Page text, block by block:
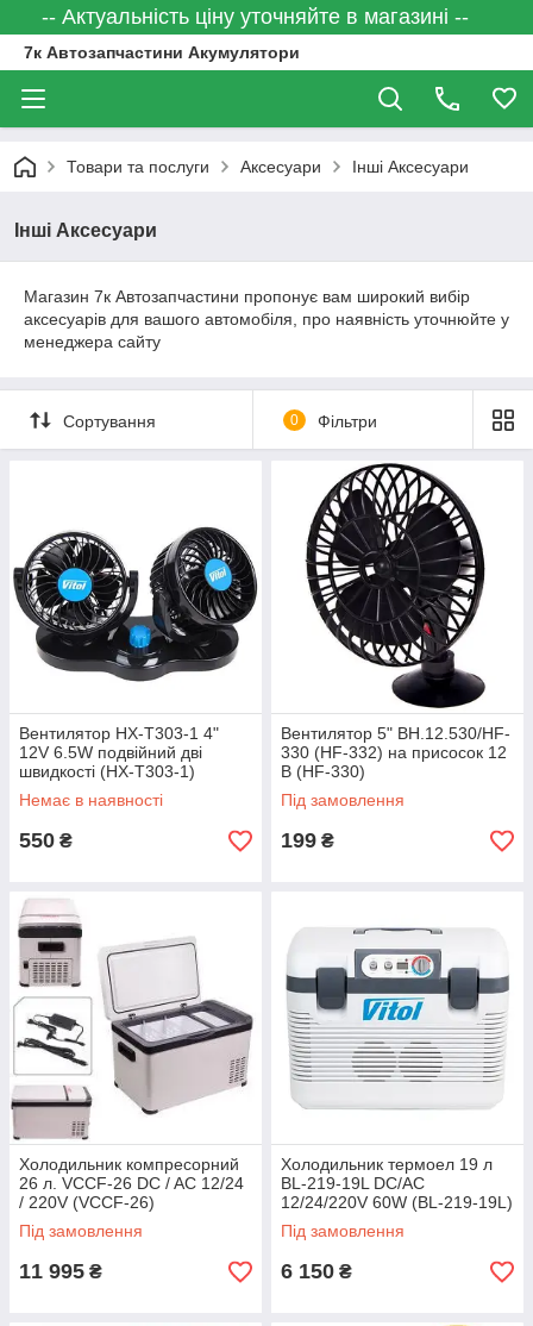
-- Актуальність ціну уточняйте в магазині --
7к Автозапчастини Акумулятори
Товари та послуги Аксесуари Інші Аксесуари
Інші Аксесуари
Магазин 7к Автозапчастини пропонує вам широкий вибір
аксесуарів для вашого автомобіля, про наявність уточнюйте у
менеджера сайту
Сортування 0 Фільтри
Вентилятор HX-T303-1 4"
12V 6.5W подвійний дві
швидкості (HX-T303-1)
Немає в наявності
550 ₴
Вентилятор 5" ВН.12.530/HF-
330 (HF-332) на присосок 12
В (HF-330)
Під замовлення
199 ₴
Холодильник компресорний
26 л. VCCF-26 DC / AC 12/24
/ 220V (VCCF-26)
Під замовлення
11 995 ₴
Холодильник термоел 19 л
BL-219-19L DC/AC
12/24/220V 60W (BL-219-19L)
Під замовлення
6 150 ₴